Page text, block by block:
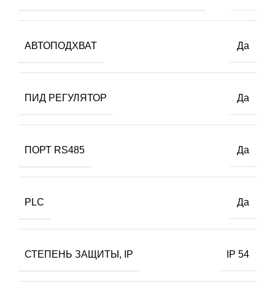
АВТОПОДХВАТ Да
ПИД РЕГУЛЯТОР Да
ПОРТ RS485 Да
PLC Да
СТЕПЕНЬ ЗАЩИТЫ, IP IP 54